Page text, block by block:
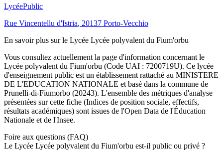
LycéePublic
Rue Vincentellu d'Istria, 20137 Porto-Vecchio
En savoir plus sur le Lycée Lycée polyvalent du Fium'orbu
Vous consultez actuellement la page d'information concernant le
Lycée polyvalent du Fium'orbu (Code UAI : 7200719U). Ce lycée
d'enseignement public est un établissement rattaché au MINISTERE
DE L'EDUCATION NATIONALE et basé dans la commune de
Prunelli-di-Fiumorbo (20243). L'ensemble des métriques d'analyse
présentées sur cette fiche (Indices de position sociale, effectifs,
résultats académiques) sont issues de l'Open Data de l'Éducation
Nationale et de l'Insee.
Foire aux questions (FAQ)
Le Lycée Lycée polyvalent du Fium'orbu est-il public ou privé ?